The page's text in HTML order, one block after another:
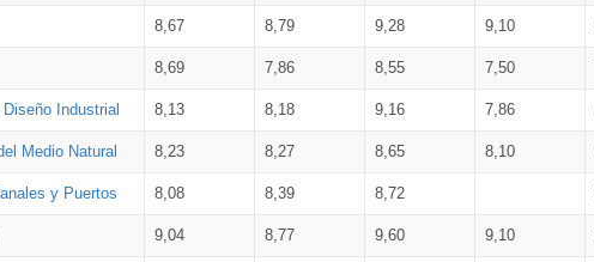
8,67 8,79 9,28 9,10
8,69 7,86 8,55 7,50
Industrial 8,13 8,18 9,16 7,86
Medio Natural 8,23 8,27 8,65 8,10
y Puertos 8,08 8,39 8,72
9,04 8,77 9,60 9,10